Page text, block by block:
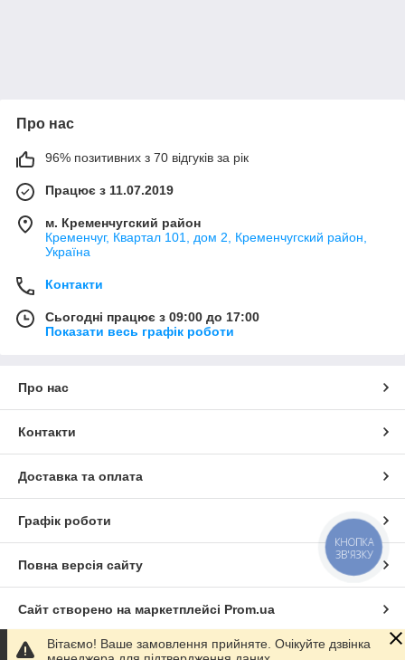
Про нас
96% позитивних з 70 відгуків за рік
Працює з 11.07.2019
м. Кременчугский район
Кременчуг, Квартал 101, дом 2, Кременчугский район,
Україна
Контакти
Сьогодні працює з 09:00 до 17:00
Показати весь графік роботи
Про нас
Контакти
Доставка та оплата
Графік роботи
Повна версія сайту
Сайт створено на маркетплейсі Prom.ua
Політика конфіденційності
Вітаємо! Ваше замовлення прийняте. Очікуйте дзвінка
КНОПКА
ЗВ'ЯЗКУ